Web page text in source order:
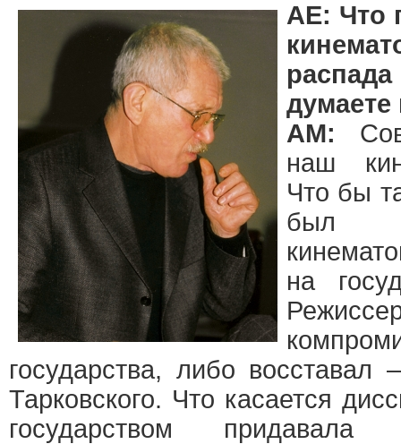
АЕ: Что
АМ:
наш
Что бы
был
на
государства, либо
Тарковского. Что касается
государством